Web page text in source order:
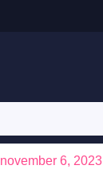
november 6, 2023